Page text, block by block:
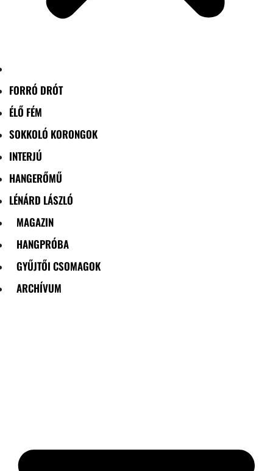
FORRÓ DRÓT
ÉLŐ FÉM
SOKKOLÓ KORONGOK
INTERJÚ
HANGERŐMŰ
LÉNÁRD LÁSZLÓ
MAGAZIN
HANGPRÓBA
GYŰJTŐI CSOMAGOK
ARCHÍVUM